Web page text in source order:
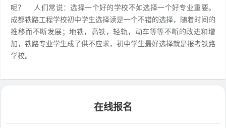
呢？ 人们常说：选择一个好的学校不如选择一个好专业重要。
成都铁路工程学校初中学生选择读是一个不错的选择，随着时间的
推移而不断发展；地铁，高铁，轻轨，动车等等不断的改进和增
加，铁路专业学生成了供不应求，初中学生最好选择就是报考铁路
学校。
在线报名